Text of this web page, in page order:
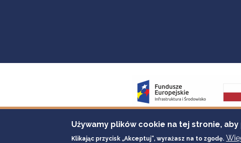
Używamy plików cookie na tej stronie,
Klikając przycisk „Akceptuj”, wyrażasz na to zgodę.